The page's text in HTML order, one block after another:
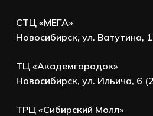
СТЦ «МЕГА»
Новосибирск, ул. Ватутина,
ТЦ «Академгородок»
Новосибирск, ул. Ильича, 6
ТРЦ «Сибирский Молл»